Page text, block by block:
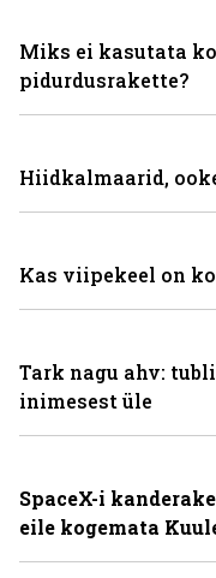
Miks ei kasutata
pidurdusrakette?
Hiidkalmaarid,
Kas viipekeel on
Tark nagu ahv:
inimesest üle
SpaceX-i
eile kogemata